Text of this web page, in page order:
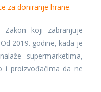
za doniranje hrane.
koji zabranjuje
2019. godine, kada je
supermarketima,
i proizvođačima da ne